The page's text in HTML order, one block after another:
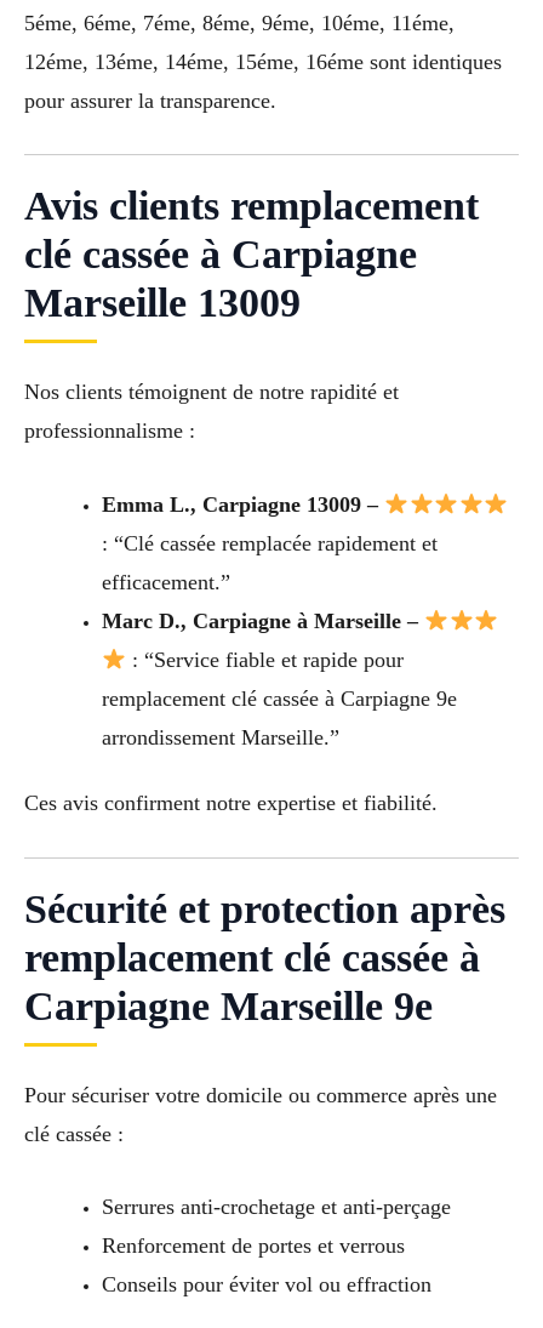
5éme, 6éme, 7éme, 8éme, 9éme, 10éme, 11éme,
12éme, 13éme, 14éme, 15éme, 16éme sont identiques
pour assurer la transparence.
Avis clients remplacement
clé cassée à Carpiagne
Marseille 13009
Nos clients témoignent de notre rapidité et
professionnalisme :
Emma L., Carpiagne 13009 –
: “Clé cassée remplacée rapidement et
efficacement.”
Marc D., Carpiagne à Marseille –
: “Service fiable et rapide pour
remplacement clé cassée à Carpiagne 9e
arrondissement Marseille.”
Ces avis confirment notre expertise et fiabilité.
Sécurité et protection après
remplacement clé cassée à
Carpiagne Marseille 9e
Pour sécuriser votre domicile ou commerce après une
clé cassée :
Serrures anti-crochetage et anti-perçage
Renforcement de portes et verrous
Conseils pour éviter vol ou effraction